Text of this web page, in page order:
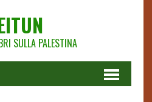
SULLA PALESTINA